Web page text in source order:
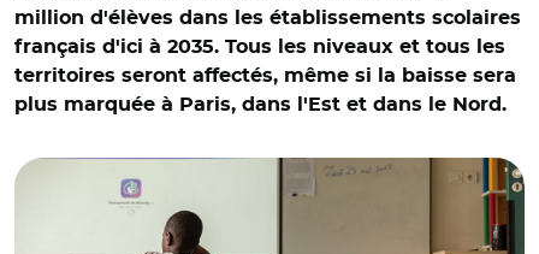
million d'élèves dans les établissements scolaires
français d'ici à 2035. Tous les niveaux et tous les
territoires seront affectés, même si la baisse sera
plus marquée à Paris, dans l'Est et dans le Nord.